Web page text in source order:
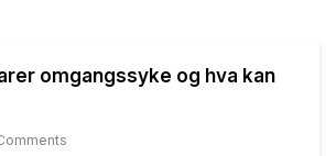
omgangssyke og hva kan